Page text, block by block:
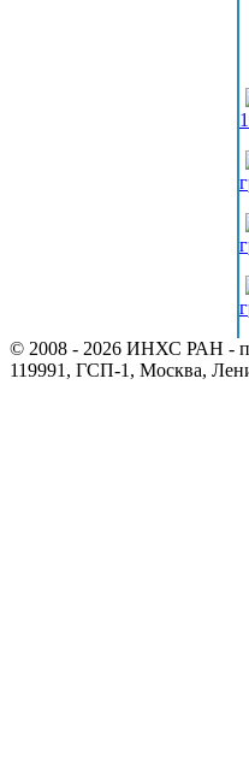
© 2008 - 2026 ИНХС РАН -
119991, ГСП-1, Москва,